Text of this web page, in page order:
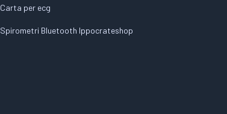
Carta per ecg
Spirometri Bluetooth Ippocrateshop